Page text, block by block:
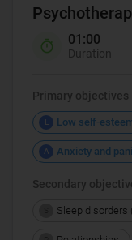
01:00
Duration
Primary objectives
L Low self-
A Anxiety and
Secondary
Sleep